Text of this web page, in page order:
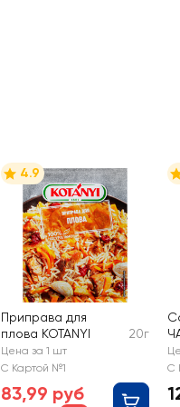
4.9
Приправа для
плова KOTANYI
20г
Цена за 1 шт
С Картой №1
83,99 руб
С